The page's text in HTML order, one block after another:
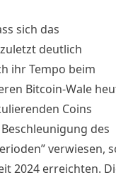
sich das
deutlich
ihr Tempo beim
Bitcoin-Wale
Coins
des
verwiesen,
2024 erreichten.